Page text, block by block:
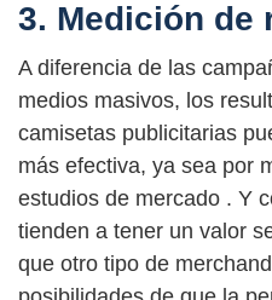
3. Medición de
A diferencia de las
medios masivos, los
camisetas publicitarias
más efectiva, ya sea por
estudios de mercado . Y
tienden a tener un valor
que otro tipo de